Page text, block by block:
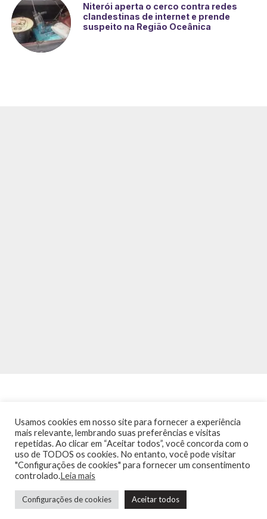
Niterói aperta o cerco contra redes
clandestinas de internet e prende
suspeito na Região Oceânica
INÍCIO NOTÍCIAS AGENDA CONTATO
TRÂNSITO NA PONTE
TERMOS DE USO / POLÍTICA DE PRIVACIDADE
Guia de Niterói Informática LTDA Todos os Direitos Reservados
Usamos cookies em nosso site para fornecer a experiência
mais relevante, lembrando suas preferências e visitas
repetidas. Ao clicar em “Aceitar todos”, você concorda com o
uso de TODOS os cookies. No entanto, você pode visitar
"Configurações de cookies" para fornecer um consentimento
controlado.Leia mais
Configurações de cookies Aceitar todos